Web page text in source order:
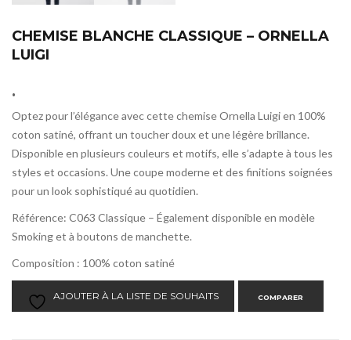
CHEMISE BLANCHE CLASSIQUE – ORNELLA
LUIGI
.
Optez pour l’élégance avec cette chemise Ornella Luigi en 100%
coton satiné, offrant un toucher doux et une légère brillance.
Disponible en plusieurs couleurs et motifs, elle s’adapte à tous les
styles et occasions. Une coupe moderne et des finitions soignées
pour un look sophistiqué au quotidien.
Référence: C063 Classique – Également disponible en modèle
Smoking et à boutons de manchette.
Composition : 100% coton satiné
AJOUTER À LA LISTE DE SOUHAITS COMPARER